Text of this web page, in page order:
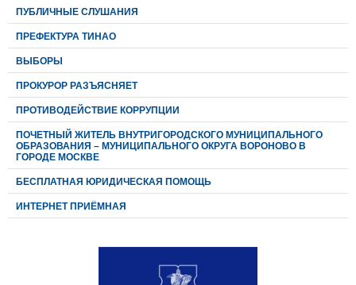
ПУБЛИЧНЫЕ СЛУШАНИЯ
ПРЕФЕКТУРА ТИНАО
ВЫБОРЫ
ПРОКУРОР РАЗЪЯСНЯЕТ
ПРОТИВОДЕЙСТВИЕ КОРРУПЦИИ
ПОЧЕТНЫЙ ЖИТЕЛЬ ВНУТРИГОРОДСКОГО МУНИЦИПАЛЬНОГО
ОБРАЗОВАНИЯ – МУНИЦИПАЛЬНОГО ОКРУГА ВОРОНОВО В
ГОРОДЕ МОСКВЕ
БЕСПЛАТНАЯ ЮРИДИЧЕСКАЯ ПОМОЩЬ
ИНТЕРНЕТ ПРИЁМНАЯ